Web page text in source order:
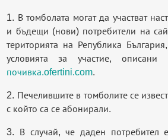
1. В томболата могат да участват
и бъдещи (нови) потребители на
територията на Република
условията за участие,
почивка.ofertini.com.
2. Печелившите в томболите се
с който са се абонирали.
3. В случай, че даден потребител